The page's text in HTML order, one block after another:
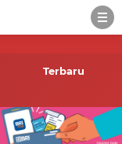
Terbaru